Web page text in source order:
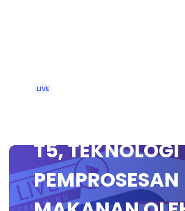
LIVE
T5, TEKNOLOGI
PEMPROSESAN